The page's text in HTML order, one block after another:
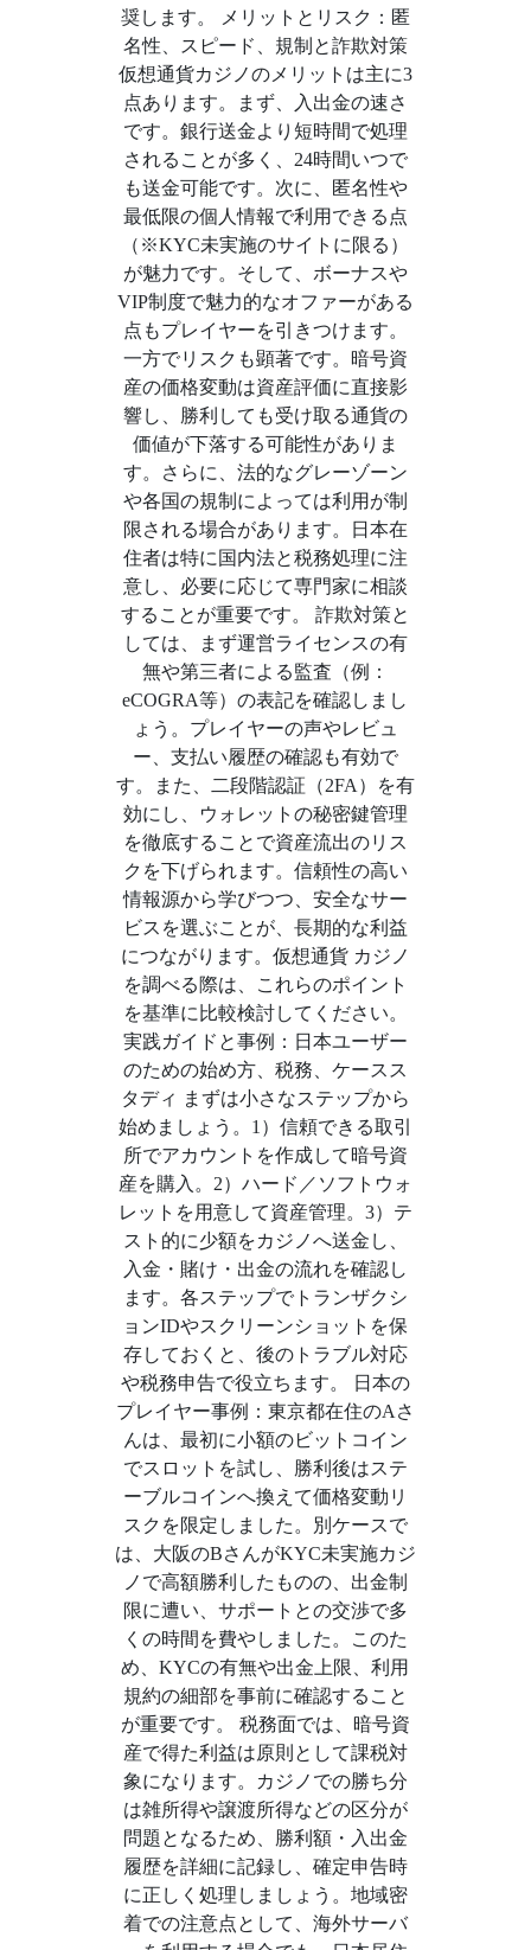
奨します。 メリットとリスク：匿
名性、スピード、規制と詐欺対策
仮想通貨カジノのメリットは主に3
点あります。まず、入出金の速さ
です。銀行送金より短時間で処理
されることが多く、24時間いつで
も送金可能です。次に、匿名性や
最低限の個人情報で利用できる点
（※KYC未実施のサイトに限る）
が魅力です。そして、ボーナスや
VIP制度で魅力的なオファーがある
点もプレイヤーを引きつけます。
一方でリスクも顕著です。暗号資
産の価格変動は資産評価に直接影
響し、勝利しても受け取る通貨の
価値が下落する可能性がありま
す。さらに、法的なグレーゾーン
や各国の規制によっては利用が制
限される場合があります。日本在
住者は特に国内法と税務処理に注
意し、必要に応じて専門家に相談
することが重要です。 詐欺対策と
しては、まず運営ライセンスの有
無や第三者による監査（例：
eCOGRA等）の表記を確認しまし
ょう。プレイヤーの声やレビュ
ー、支払い履歴の確認も有効で
す。また、二段階認証（2FA）を有
効にし、ウォレットの秘密鍵管理
を徹底することで資産流出のリス
クを下げられます。信頼性の高い
情報源から学びつつ、安全なサー
ビスを選ぶことが、長期的な利益
につながります。仮想通貨 カジノ
を調べる際は、これらのポイント
を基準に比較検討してください。
実践ガイドと事例：日本ユーザー
のための始め方、税務、ケースス
タディ まずは小さなステップから
始めましょう。1）信頼できる取引
所でアカウントを作成して暗号資
産を購入。2）ハード／ソフトウォ
レットを用意して資産管理。3）テ
スト的に少額をカジノへ送金し、
入金・賭け・出金の流れを確認し
ます。各ステップでトランザクシ
ョンIDやスクリーンショットを保
存しておくと、後のトラブル対応
や税務申告で役立ちます。 日本の
プレイヤー事例：東京都在住のAさ
んは、最初に小額のビットコイン
でスロットを試し、勝利後はステ
ーブルコインへ換えて価格変動リ
スクを限定しました。別ケースで
は、大阪のBさんがKYC未実施カジ
ノで高額勝利したものの、出金制
限に遭い、サポートとの交渉で多
くの時間を費やしました。このた
め、KYCの有無や出金上限、利用
規約の細部を事前に確認すること
が重要です。 税務面では、暗号資
産で得た利益は原則として課税対
象になります。カジノでの勝ち分
は雑所得や譲渡所得などの区分が
問題となるため、勝利額・入出金
履歴を詳細に記録し、確定申告時
に正しく処理しましょう。地域密
着での注意点として、海外サーバ